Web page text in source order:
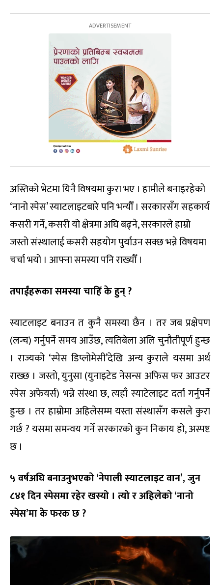
अस्तिको भेटमा यिनै विषयमा कुरा भए । हामीले बनाइरहेको
‘नानो स्पेस’ स्याटलाइटबारे पनि भन्यौँ । सरकारसँग सहकार्य
कसरी गर्ने, कसरी यो क्षेत्रमा अघि बढ्ने, सरकारले हाम्रो
जस्तो संस्थालाई कसरी सहयोग पुर्याउन सक्छ भन्ने विषयमा
चर्चा भयो । आफ्ना समस्या पनि राख्यौँ ।
तपाईंहरूका समस्या चाहिँ के हुन् ?
स्याटलाइट बनाउन त कुनै समस्या छैन । तर जब प्रक्षेपण
(लन्च) गर्नुपर्ने समय आउँछ, त्यतिबेला अलि चुनौतीपूर्ण हुन्छ
। राज्यको ‘स्पेस डिप्लोमेसी’देखि अन्य कुराले यसमा अर्थ
राख्छ । जस्तो, युनुसा (युनाइटेड नेसन्स अफिस फर आउटर
स्पेस अफेयर्स) भन्ने संस्था छ, त्यहाँ स्याटेलाइट दर्ता गर्नुपर्ने
हुन्छ । तर हाम्रोमा अहिलेसम्म यस्ता संस्थासँग कसले कुरा
गर्छ ? यसमा समन्वय गर्ने सरकारको कुन निकाय हो, अस्पष्ट
छ ।
५ वर्षअघि बनाउनुभएको ‘नेपाली स्याटलाइट वान’, जुन
८४१ दिन स्पेसमा रहेर खस्यो । त्यो र अहिलेको ‘नानो
स्पेस’मा के फरक छ ?